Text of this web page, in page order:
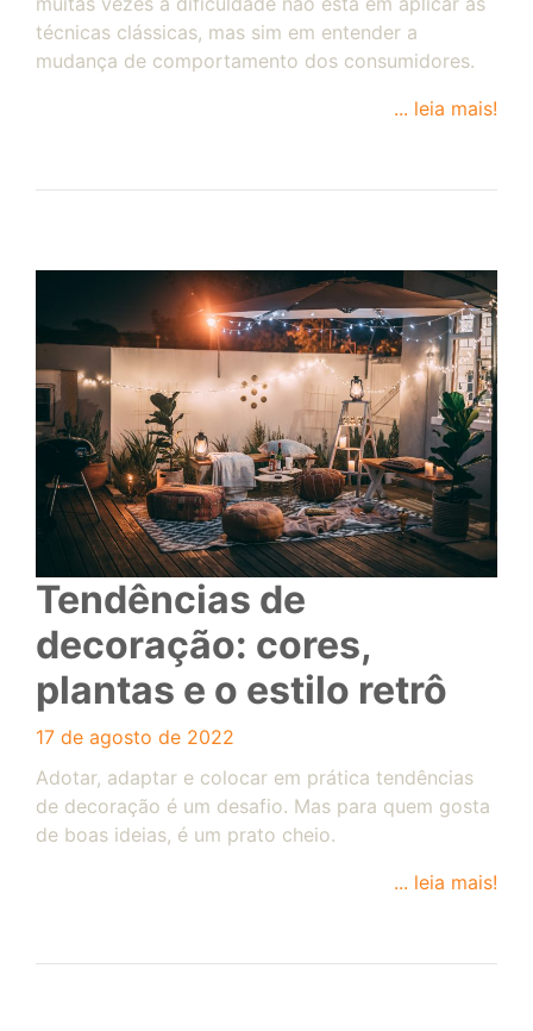
técnicas clássicas, mas sim em entender a
mudança de comportamento dos consumidores.
... leia mais!
Tendências de
decoração: cores,
plantas e o estilo retrô
17 de agosto de 2022
Adotar, adaptar e colocar em prática tendências
de decoração é um desafio. Mas para quem gosta
de boas ideias, é um prato cheio.
... leia mais!